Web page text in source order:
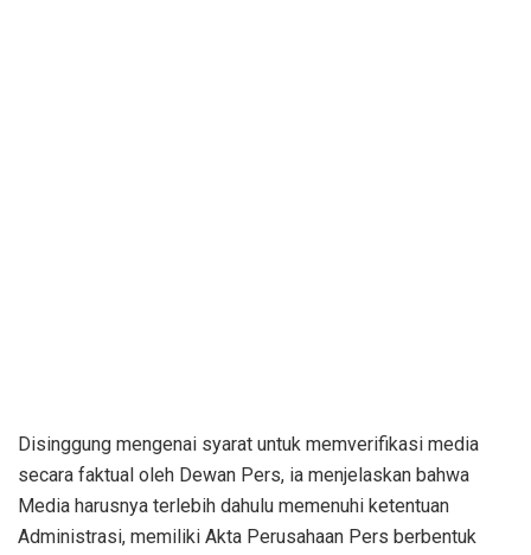
Disinggung mengenai syarat untuk memverifikasi media
secara faktual oleh Dewan Pers, ia menjelaskan bahwa
Media harusnya terlebih dahulu memenuhi ketentuan
Administrasi, memiliki Akta Perusahaan Pers berbentuk